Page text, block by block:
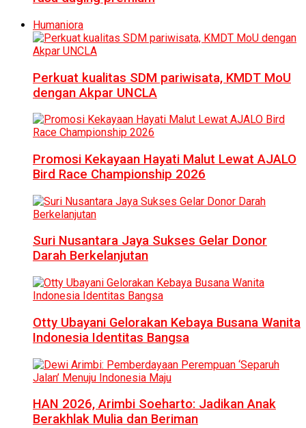
Humaniora
Perkuat kualitas SDM pariwisata, KMDT MoU
dengan Akpar UNCLA
Promosi Kekayaan Hayati Malut Lewat AJALO
Bird Race Championship 2026
Suri Nusantara Jaya Sukses Gelar Donor
Darah Berkelanjutan
Otty Ubayani Gelorakan Kebaya Busana Wanita
Indonesia Identitas Bangsa
HAN 2026, Arimbi Soeharto: Jadikan Anak
Berakhlak Mulia dan Beriman